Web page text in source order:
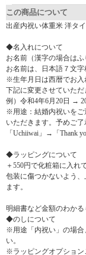
この商品について
出産内祝い体重米 洋タ
◆名入れについて
お名前（漢字の場合は
お名前は、日本語７文
※生年月日は西暦でお入
下記に変更させていただ
例）令和4年6月20日 →
※用途：結婚内祝いをご
いただきます。予めご了
「Uchiiwai」→「Thank
◆ラッピングについて
＋550円で化粧箱に入れ
包装に傷つかないよう
ます。
明細書など金額のわか
◆のしについて
※用途「内祝い」の場合
い。
※ラッピングオプション